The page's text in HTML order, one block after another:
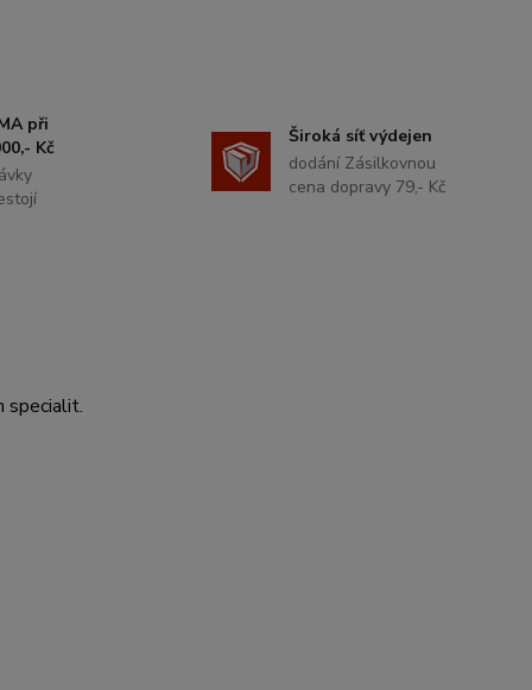
při
Kč
Široká síť výdejen
dodání Zásilkovnou
cena dopravy 79,- Kč
specialit.